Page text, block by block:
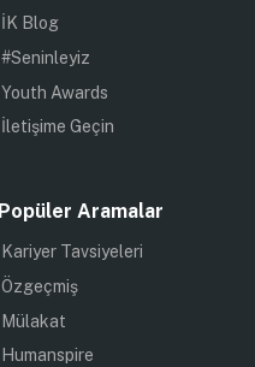
İK Blog
#Seninleyiz
Youth Awards
İletişime Geçin
Popüler Aramalar
Kariyer Tavsiyeleri
Özgeçmiş
Mülakat
Humanspire